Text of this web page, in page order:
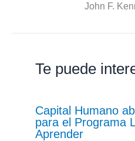
John F.
Te puede
Capital Humano
para el Programa
Aprender